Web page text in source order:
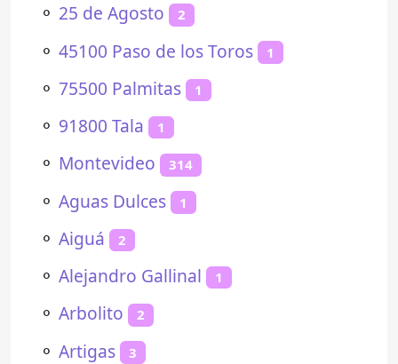
⚬ 25 de Agosto 2
⚬ 45100 Paso de los Toros 1
⚬ 75500 Palmitas 1
⚬ 91800 Tala 1
⚬ Montevideo 314
⚬ Aguas Dulces 1
⚬ Aiguá 2
⚬ Alejandro Gallinal 1
⚬ Arbolito 2
⚬ Artigas 3